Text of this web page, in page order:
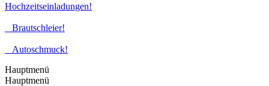
Hochzeitseinladungen!
Brautschleier!
Autoschmuck!
Hauptmenü
Hauptmenü